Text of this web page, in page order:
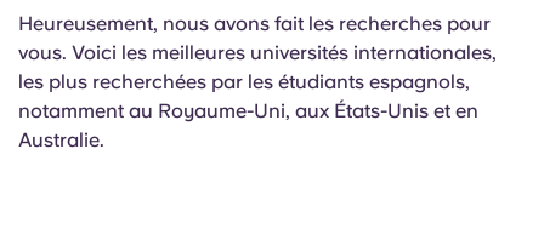
English (US)
Chinese
Sélectionnez une ville
Choisissez une résidence
Se connecter
Heureusement, nous avons fait les recherches pour
vous. Voici les meilleures universités internationales,
les plus recherchées par les étudiants espagnols,
notamment au Royaume-Uni, aux États-Unis et en
Australie.